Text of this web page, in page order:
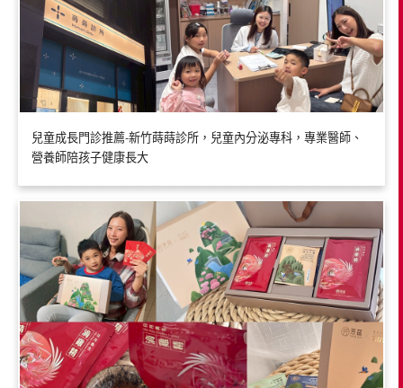
兒童成長門診推薦-新竹蒔蒔診所，兒童內分泌專科，專業醫師、
營養師陪孩子健康長大